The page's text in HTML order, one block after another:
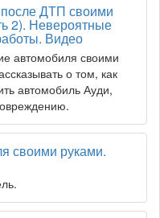
ДТП своими
2). Невероятные
Видео
автомобиля своими
о том, как
автомобиль Ауди,
своими руками.